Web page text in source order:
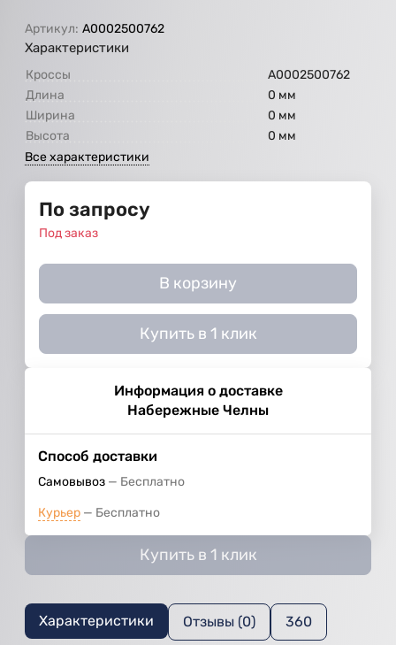
Артикул: A0002500762
Характеристики
Кроссы
A0002500762
Длина
0 мм
Ширина
0 мм
Высота
0 мм
Все характеристики
По запросу
Под заказ
В корзину
Купить в 1 клик
Информация о доставке
Набережные Челны
Способ доставки
Самовывоз Бесплатно
Курьер Бесплатно
Купить в 1 клик
Характеристики Отзывы (0) 360